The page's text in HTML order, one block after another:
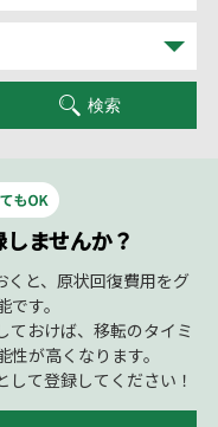
検索
ませんか？
と、原状回復費用をグ
す。
ておけば、移転のタイミ
が高くなります。
て登録してください！